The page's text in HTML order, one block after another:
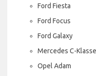
Ford Fiesta
Ford Focus
Ford Galaxy
Mercedes C-Klasse
Opel Adam